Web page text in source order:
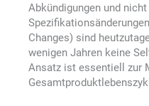
Abkündigungen und
Changes) sind
wenigen Jahren keine
Ansatz ist essentiell zur